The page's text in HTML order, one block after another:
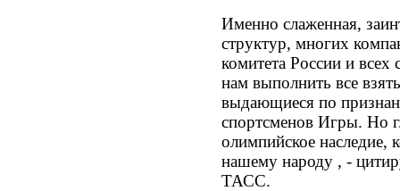
Именно слаженная,
структур, многих
комитета России и
нам выполнить все
выдающиеся по
спортсменов Игры. Но
олимпийское наследие,
нашему народу , -
ТАСС.